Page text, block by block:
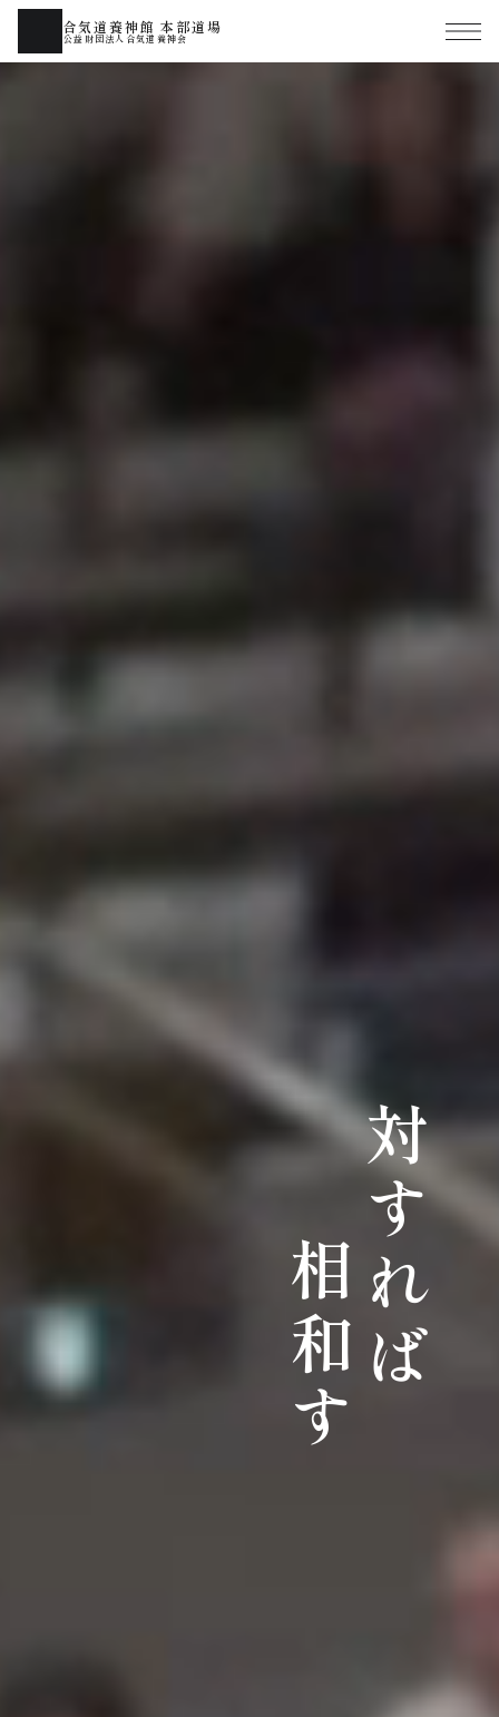
合気道養神館 本部道場
公益財団法人合気道養神会
対すれば
相和す